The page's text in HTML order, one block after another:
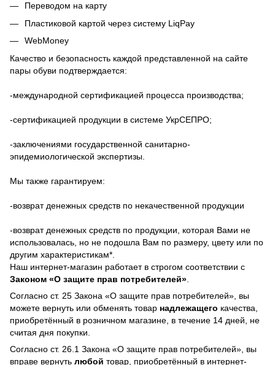
Переводом на карту
Пластиковой картой через систему LiqPay
WebMoney
Качество и безопасность каждой представленной на сайте
пары обуви подтверждается:
-международной сертификацией процесса производства;
-сертификацией продукции в системе УкрСЕПРО;
-заключениями государственной санитарно-
эпидемиологической экспертизы.
Мы также гарантируем:
-возврат денежных средств по некачественной продукции
-возврат денежных средств по продукции, которая Вами не
использовалась, но не подошла Вам по размеру, цвету или по
другим характеристикам*.
Наш интернет-магазин работает в строгом соответствии с
Законом «О защите прав потребителей»
Согласно ст. 25 Закона «О защите прав потребителей», вы
можете вернуть или обменять товар надлежащего качества,
приобретённый в розничном магазине, в течение 14 дней, не
считая дня покупки.
Согласно ст. 26.1 Закона «О защите прав потребителей», вы
вправе вернуть любой товар, приобретённый в интернет-